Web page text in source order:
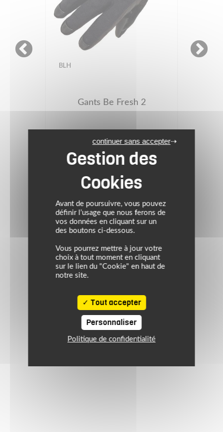
BLH
Gants Be Fresh 2
24.95 €
(1)
Avant de poursuivre, vous pouvez
définir l’usage que nous ferons de
vos données en cliquant sur un
des boutons ci-dessous.
Vous pourrez mettre à jour votre
choix à tout moment en cliquant
sur le lien du "Cookie" en haut de
notre site.
Tout accepter
continuer sans accepter
Personnaliser
Politique de confidentialité